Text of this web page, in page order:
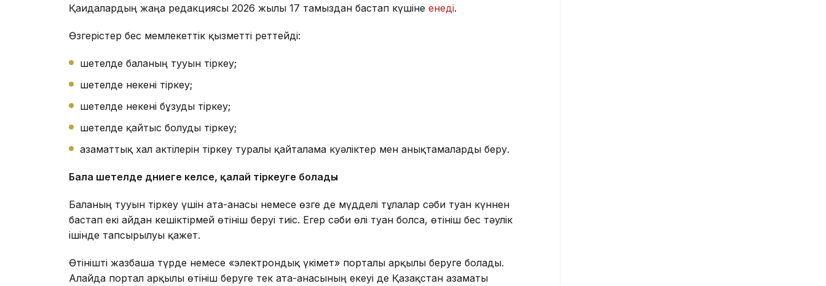
Қағидалардың жаңа редакциясы 2026 жылғы 17 тамыздан бастап күшіне енеді.
Өзгерістер бес мемлекеттік қызметті реттейді:
шетелде баланың тууын тіркеу;
шетелде некені тіркеу;
шетелде некені бұзуды тіркеу;
шетелде қайтыс болуды тіркеу;
азаматтық хал актілерін тіркеу туралы қайталама куәліктер мен анықтамаларды беру.
Бала шетелде дүниеге келсе, қалай тіркеуге болады
Баланың тууын тіркеу үшін ата-анасы немесе өзге де мүдделі тұлғалар сәби туған күннен
бастап екі айдан кешіктірмей өтініш беруі тиіс. Егер сәби өлі туған болса, өтініш бес тәулік
ішінде тапсырылуы қажет.
Өтінішті жазбаша түрде немесе «электрондық үкімет» порталы арқылы беруге болады.
Алайда портал арқылы өтініш беруге тек ата-анасының екеуі де Қазақстан азаматы